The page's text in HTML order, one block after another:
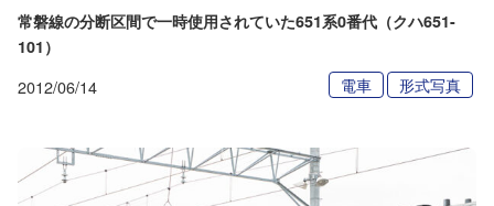
常磐線の分断区間で一時使用されていた651系0番代（クハ651-
101）
2012/06/14 電車 形式写真